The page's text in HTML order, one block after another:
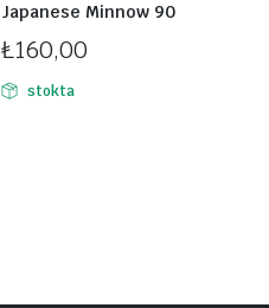
Japanese Minnow 90
₺160,00
stokta